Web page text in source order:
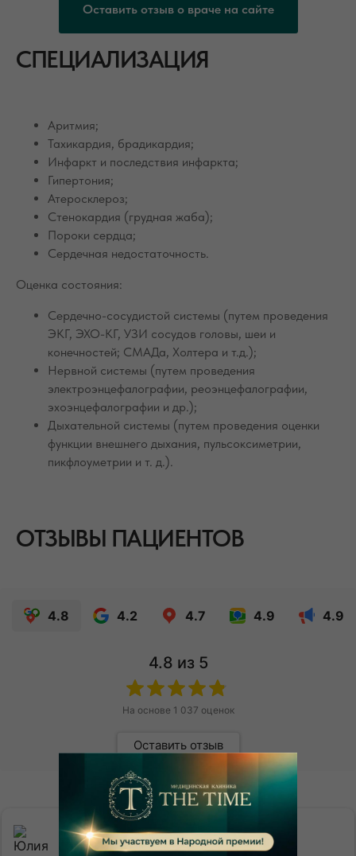
обследования.
спокойное разжевывание того, что мы
Оставить отзыв о враче на сайте
СПЕЦИАЛИЗАЦИЯ
Аритмия;
Тахикардия, брадикардия;
Инфаркт и последствия инфаркта;
Гипертония;
Атеросклероз;
Стенокардия (грудная жаба);
Пороки сердца;
Сердечная недостаточность.
Оценка состояния:
Сердечно-сосудистой системы (путем проведения
ЭКГ, ЭХО-КГ, УЗИ сосудов головы, шеи и
конечностей; СМАДа, Холтера и т.д.);
Нервной системы (путем проведения
электроэнцефалографии, реоэнцефалографии,
эхоэнцефалографии и др.);
Дыхательной системы (путем проведения оценки
функции внешнего дыхания, пульсоксиметрии,
пикфлоуметрии и т. д.).
ОТЗЫВЫ ПАЦИЕНТОВ
4.8 4.2 4.7 4.9 4.9
4.8 из 5
На основе 1 037 оценок
Оставить отзыв
Юлия Кузнецова